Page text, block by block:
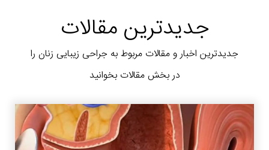
جدیدترین مقالات
جدیدترین اخبار و مقالات مربوط به جراحی زیبایی زنان را
در بخش مقالات بخوانید